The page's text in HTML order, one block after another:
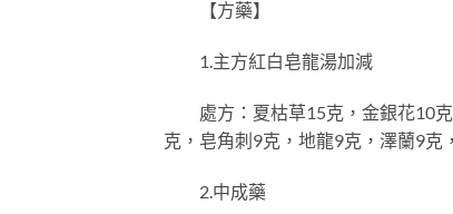
【方藥】
1.主方紅白皂龍湯加減
處方：夏枯草15克，金銀花10克
克，皂角刺9克，地龍9克，澤蘭9克
2.中成藥